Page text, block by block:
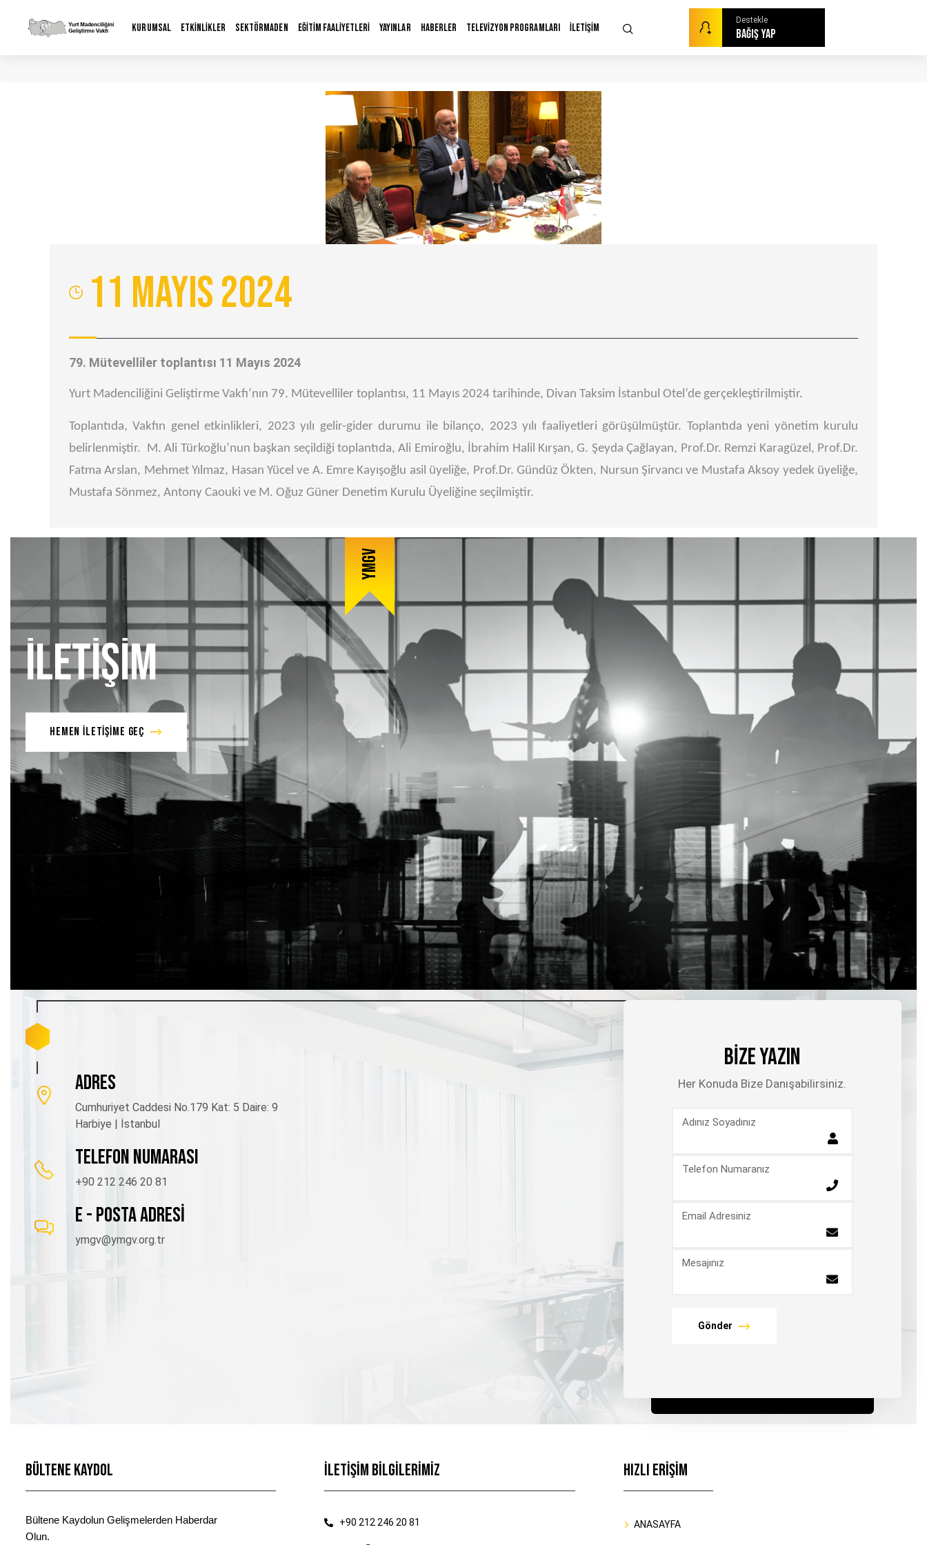
KURUMSAL ETKİNLİKLER SEKTÖRMADEN EĞİTİM FAALİYETLERİ YAYINLAR HABERLER TELEVİZYON PROGRAMLARI İLETİŞİM
Destekle
BAĞIŞ YAP
11 Mayıs 2024
79. Mütevelliler toplantısı 11 Mayıs 2024
Yurt Madenciliğini Geliştirme Vakfı’nın 79. Mütevelliler toplantısı, 11 Mayıs 2024 tarihinde, Divan Taksim İstanbul Otel’de gerçekleştirilmiştir.
Toplantıda, Vakfın genel etkinlikleri, 2023 yılı gelir-gider durumu ile bilanço, 2023 yılı faaliyetleri görüşülmüştür. Toplantıda yeni yönetim kurulu
belirlenmiştir. M. Ali Türkoğlu’nun başkan seçildiği toplantıda, Ali Emiroğlu, İbrahim Halil Kırşan, G. Şeyda Çağlayan, Prof.Dr. Remzi Karagüzel, Prof.Dr.
Fatma Arslan, Mehmet Yılmaz, Hasan Yücel ve A. Emre Kayışoğlu asil üyeliğe, Prof.Dr. Gündüz Ökten, Nursun Şirvancı ve Mustafa Aksoy yedek üyeliğe,
Mustafa Sönmez, Antony Caouki ve M. Oğuz Güner Denetim Kurulu Üyeliğine seçilmiştir.
YMGV
İLETİŞİM
HEMEN İLETİŞİME GEÇ
ADRES
Cumhuriyet Caddesi No.179 Kat: 5 Daire: 9
Harbiye | İstanbul
TELEFON NUMARASI
+90 212 246 20 81
E - POSTA ADRESİ
ymgv@ymgv.org.tr
BİZE YAZIN
Her Konuda Bize Danışabilirsiniz.
Adınız Soyadınız
Telefon Numaranız
Email Adresiniz
Mesajınız
Gönder
Bültene Kaydol
Bültene Kaydolun Gelişmelerden Haberdar
Olun.
İLETİŞİM BİLGİLERİMİZ
+90 212 246 20 81
HIZLI ERİŞİM
ANASAYFA